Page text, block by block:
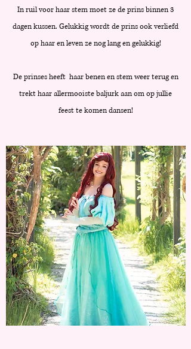
In ruil voor haar stem moet ze de prins binnen 3
dagen kussen. Gelukkig wordt de prins ook verliefd
op haar en leven ze nog lang en gelukkig!
De prinses heeft haar benen en stem weer terug en
trekt haar allermooiste baljurk aan om op jullie
feest te komen dansen!